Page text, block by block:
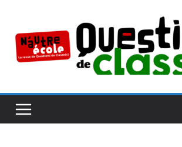
contenu